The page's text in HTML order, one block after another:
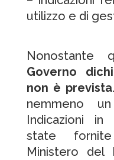
utilizzo e di
Nonostante
Governo
non è prevista
nemmeno
Indicazioni
state
Ministero del